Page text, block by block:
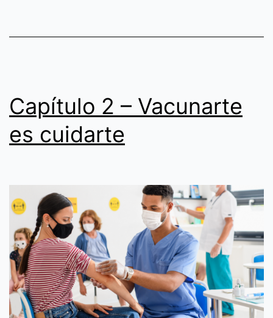
Capítulo 2 – Vacunarte
es cuidarte